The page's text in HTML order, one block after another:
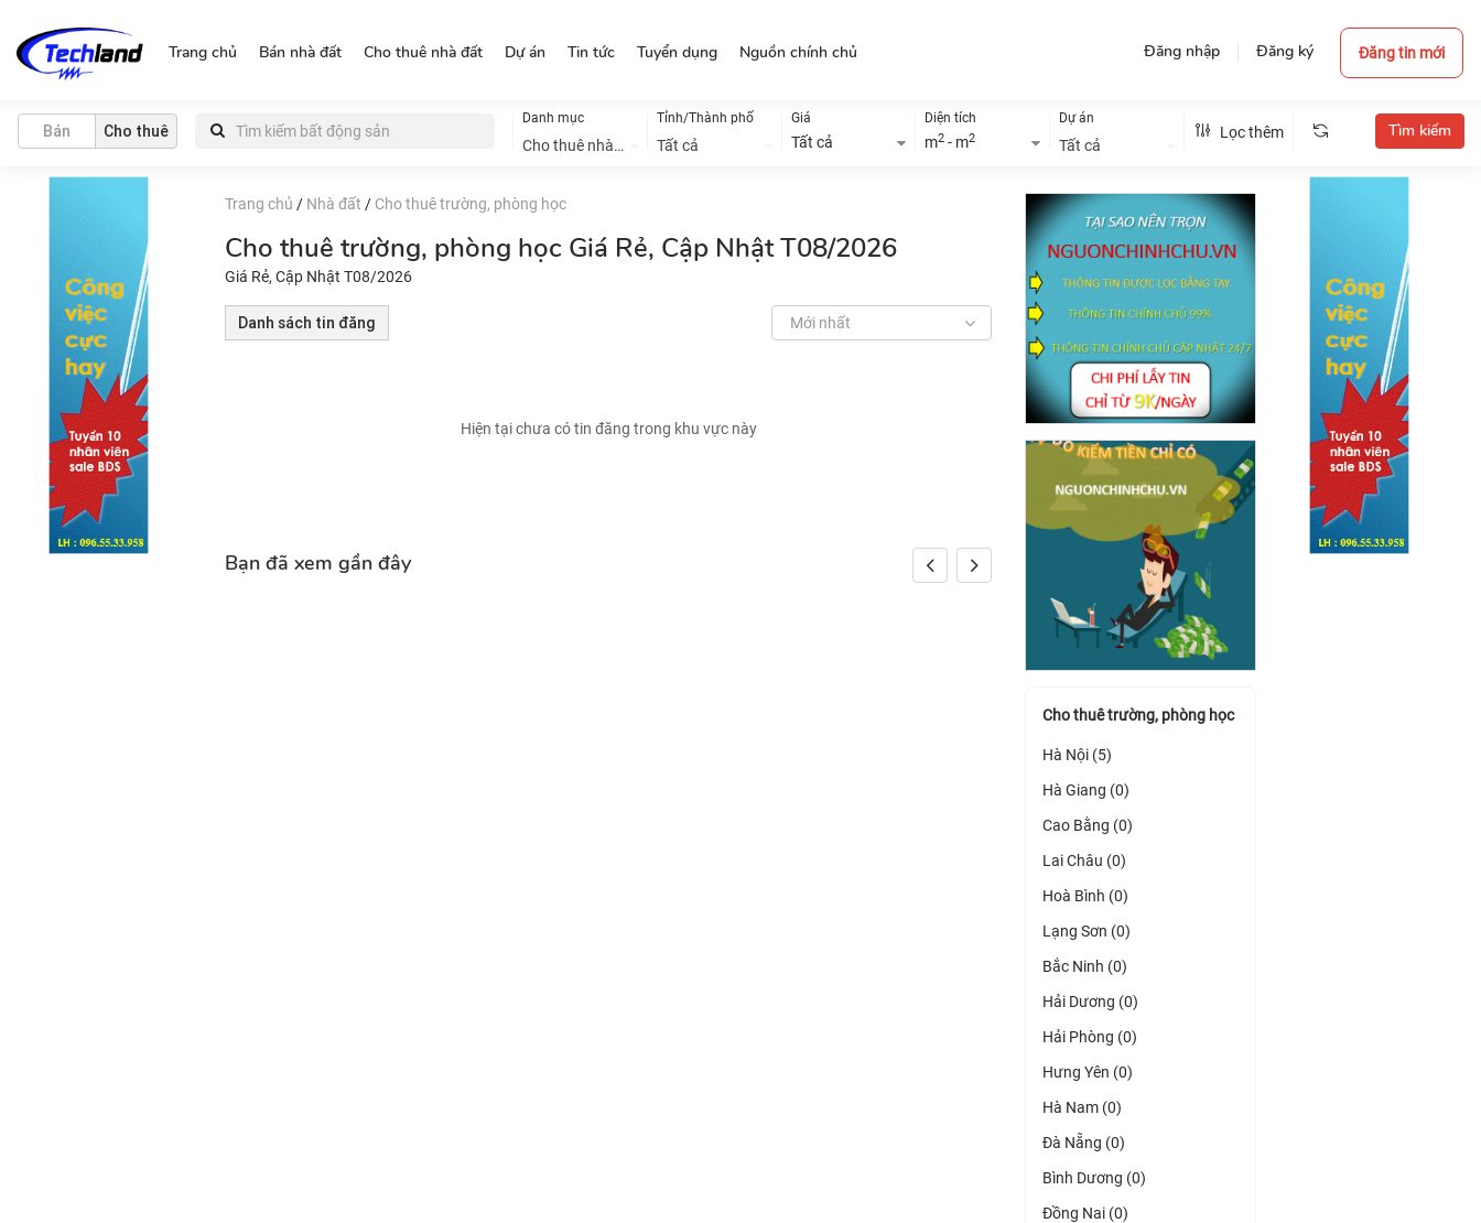
Đăng nhập Đăng ký Đăng tin mới
Trang chủ Bán nhà đất Cho thuê nhà đất Dự án Tin tức Tuyển dụng Nguồn chính chủ
Bán Cho thuê
Danh mục
Cho thuê nhà đất
Tỉnh/Thành phố
Tất cả
Giá
Tất cả
Diện tích
m2 - m2
Dự án
Tất cả
Lọc thêm
Trang chủ / Nhà đất / Cho thuê trường, phòng học
Cho thuê trường, phòng học Giá Rẻ, Cập Nhật T08/2026
Giá Rẻ, Cập Nhật T08/2026
Danh sách tin đăng Mới nhất
Hiện tại chưa có tin đăng trong khu vực này
Bạn đã xem gần đây
Cho thuê trường, phòng học
Hà Nội (5)
Hà Giang (0)
Cao Bằng (0)
Lai Châu (0)
Hoà Bình (0)
Lạng Sơn (0)
Bắc Ninh (0)
Hải Dương (0)
Hải Phòng (0)
Hưng Yên (0)
Hà Nam (0)
Đà Nẵng (0)
Bình Dương (0)
Đồng Nai (0)